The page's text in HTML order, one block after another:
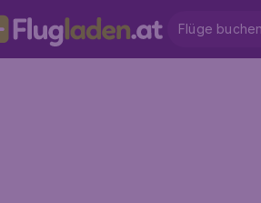
Flüge buchen